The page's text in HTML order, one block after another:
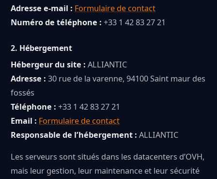
Adresse e-mail : Formulaire de contact
Numéro de téléphone : +33 1 42 83 27 21
2. Hébergement
Hébergeur du site : ALLIANTIC
Adresse : 30 rue de la varenne, 94100 Saint maur des
fossés
Téléphone : +33 1 42 83 27 21
Email : Formulaire de contact
Responsable de l’hébergement : ALLIANTIC
Les serveurs sont situés dans les datacenters d’OVH,
mais leur gestion, leur maintenance et leur sécurité